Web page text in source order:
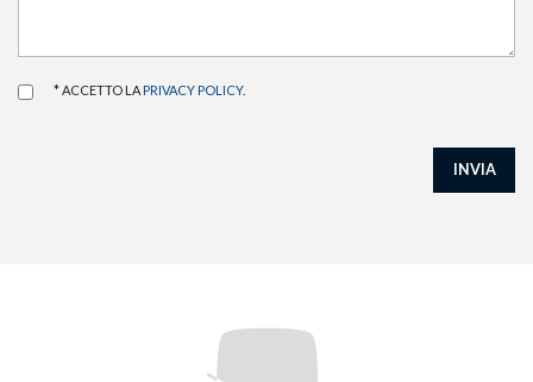
* ACCETTO LA PRIVACY POLICY.
INVIA